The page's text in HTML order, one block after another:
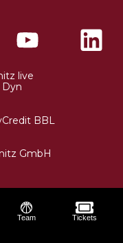
Team Tickets
Instagram
live
GmbH